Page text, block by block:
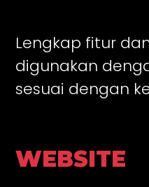
Lengkap fitur
digunakan
sesuai dengan
WEBSITE